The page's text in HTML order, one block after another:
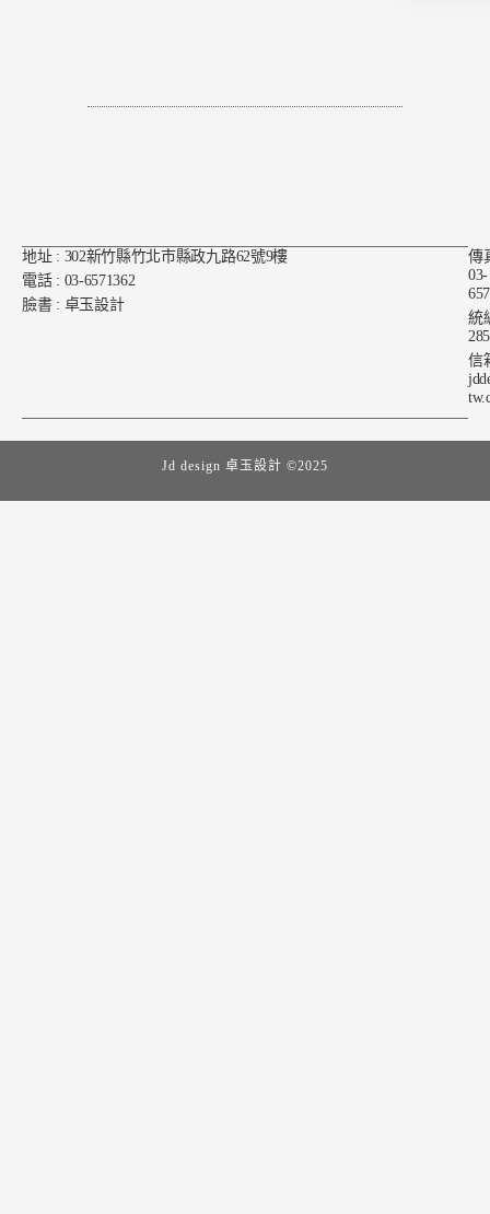
地址 : 302新竹縣竹北市縣政九路62號9樓
電話 : 03-6571362
臉書 : 卓玉設計
傳
03-
統
信
Jd design 卓玉設計 ©2025